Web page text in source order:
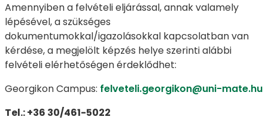
Amennyiben a felvételi eljárással, annak valamely
lépésével, a szükséges
dokumentumokkal/igazolásokkal kapcsolatban van
kérdése, a megjelölt képzés helye szerinti alábbi
felvételi elérhetőségen érdeklődhet:
Georgikon Campus: felveteli.georgikon@uni-mate.hu
Tel.: +36 30/461-5022